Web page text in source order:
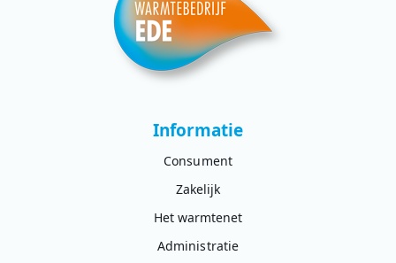
Informatie
Consument
Zakelijk
Het warmtenet
Administratie